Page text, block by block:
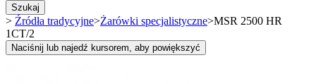
Szukaj
> Źródła tradycyjne>Żarówki specjalistyczne>MSR 2500 HR
1CT/2
Naciśnij lub najedź kursorem, aby powiększyć